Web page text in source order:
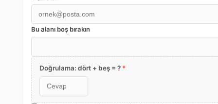
Bu alanı boş bırakın
Doğrulama: dört + beş = ? *